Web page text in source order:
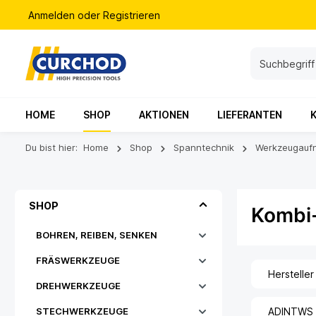
Anmelden oder Registrieren
HOME SHOP AKTIONEN LIEFERANTEN
Du bist hier: Home Shop Spanntechnik
SHOP
BOHREN, REIBEN, SENKEN
FRÄSWERKZEUGE
DREHWERKZEUGE
STECHWERKZEUGE
Hersteller